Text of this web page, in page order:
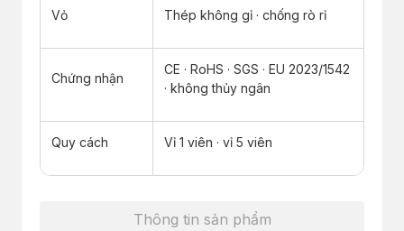
Thông tin sản phẩm
Vỏ Thép không gỉ · chống rò rỉ
Chứng nhận
CE · RoHS · SGS · EU 2023/1542
· không thủy ngân
Quy cách Vỉ 1 viên · vỉ 5 viên